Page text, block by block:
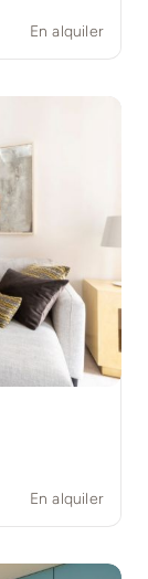
En alquiler
En alquiler